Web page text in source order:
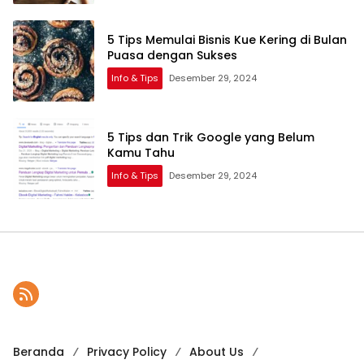
5 Tips Memulai Bisnis Kue Kering di Bulan
Puasa dengan Sukses
Info & Tips Desember 29, 2024
5 Tips dan Trik Google yang Belum
Kamu Tahu
Info & Tips Desember 29, 2024
Beranda Privacy Policy About Us